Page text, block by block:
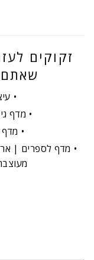
זקוקים
שאתם
מדף
מדף
מדף לספרים |